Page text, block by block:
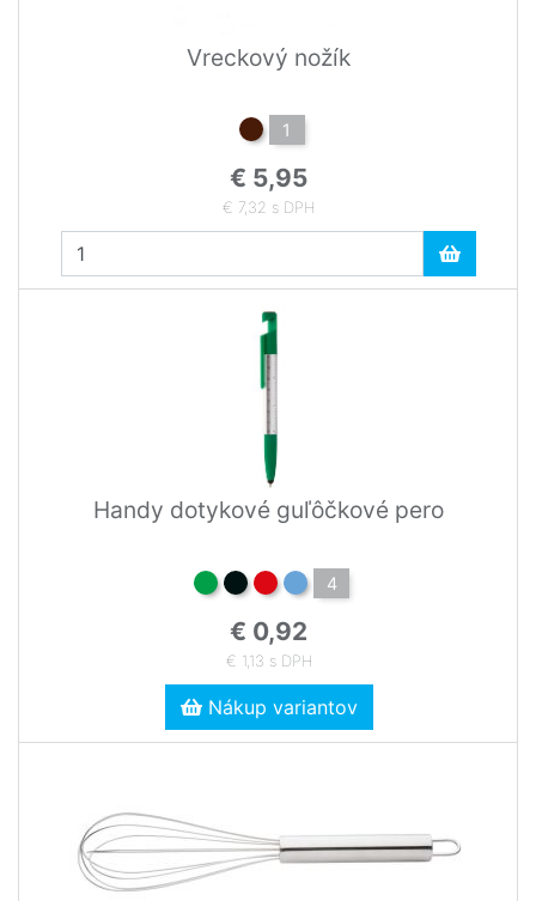
Vreckový nožík
1
€ 5,95
€ 7,32 s DPH
Handy dotykové guľôčkové pero
4
€ 0,92
€ 1,13 s DPH
Nákup variantov